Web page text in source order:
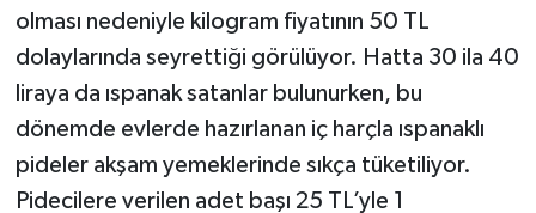
olması nedeniyle kilogram fiyatının 50 TL
dolaylarında seyrettiği görülüyor. Hatta 30 ila 40
liraya da ıspanak satanlar bulunurken, bu
dönemde evlerde hazırlanan iç harçla ıspanaklı
pideler akşam yemeklerinde sıkça tüketiliyor.
Pidecilere verilen adet başı 25 TL’yle 1